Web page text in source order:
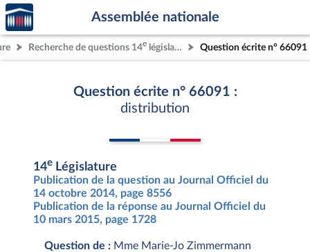
Aller au contenu
Aller en bas de la page
Accèder
à la
page
d'accueil
Assemblée nationale
Recherche de questions 14e législature Question écrite n° 66091
Question écrite n° 66091 :
distribution
14e Législature
Publication de la question au Journal Officiel du
14 octobre 2014, page 8556
Publication de la réponse au Journal Officiel du
10 mars 2015, page 1728
Question de : Mme Marie-Jo Zimmermann